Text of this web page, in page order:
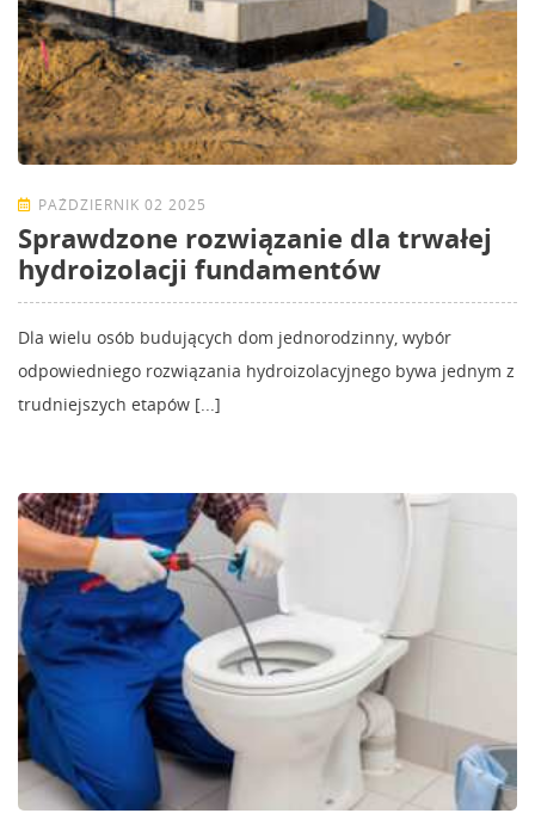
PAŹDZIERNIK 02 2025
Sprawdzone rozwiązanie dla trwałej
hydroizolacji fundamentów
Dla wielu osób budujących dom jednorodzinny, wybór
odpowiedniego rozwiązania hydroizolacyjnego bywa jednym z
trudniejszych etapów [...]